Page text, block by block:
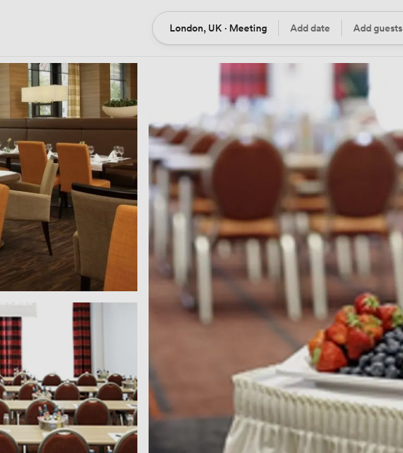
Location
London, UK · Meeting DateAdd date Guests
Add guests